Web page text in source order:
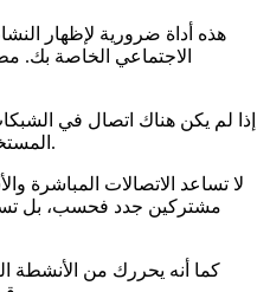
هذه أداة ضرورية لإظهار
الاجتماعي الخاصة
إذا لم يكن هناك اتصال في
المستخدمون الجدد ويغادرون على الفور.
لا تساعد الاتصالات المباشرة
مشتركين جدد فحسب، بل
كما أنه يحررك من الأنشطة